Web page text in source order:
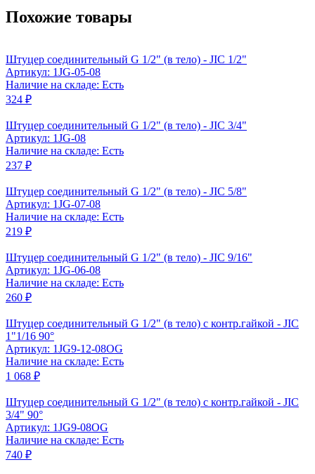
Похожие товары
Штуцер соединительный G 1/2" (в тело) - JIC 1/2"
Артикул: 1JG-05-08
Наличие на складе: Есть
324 ₽
Штуцер соединительный G 1/2" (в тело) - JIC 3/4"
Артикул: 1JG-08
Наличие на складе: Есть
237 ₽
Штуцер соединительный G 1/2" (в тело) - JIC 5/8"
Артикул: 1JG-07-08
Наличие на складе: Есть
219 ₽
Штуцер соединительный G 1/2" (в тело) - JIC 9/16"
Артикул: 1JG-06-08
Наличие на складе: Есть
260 ₽
Штуцер соединительный G 1/2" (в тело) с контр.гайкой - JIC
1"1/16 90°
Артикул: 1JG9-12-08OG
Наличие на складе: Есть
1 068 ₽
Штуцер соединительный G 1/2" (в тело) с контр.гайкой - JIC
3/4" 90°
Артикул: 1JG9-08OG
Наличие на складе: Есть
740 ₽